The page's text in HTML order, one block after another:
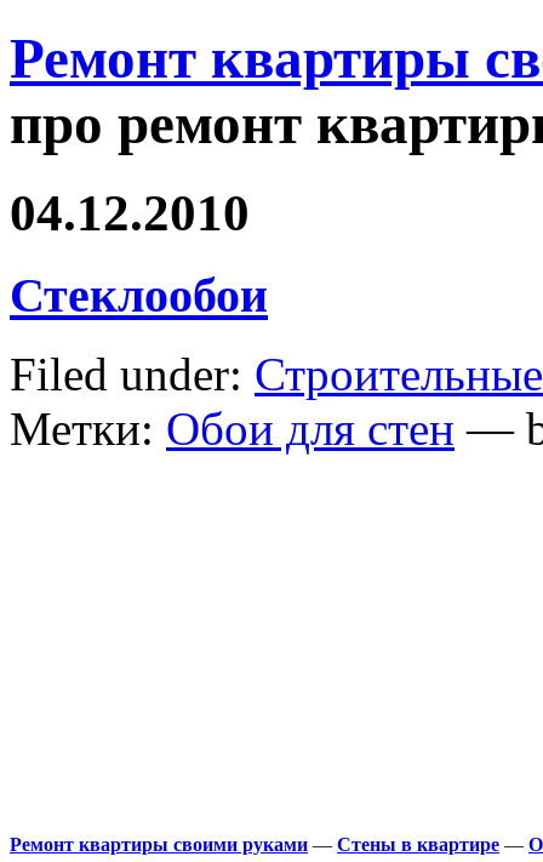
Ремонт квартиры
про ремонт
04.12.2010
Стеклообои
Filed under:
Метки: Обои для стен —
Ремонт квартиры своими руками — Стены в квартире —